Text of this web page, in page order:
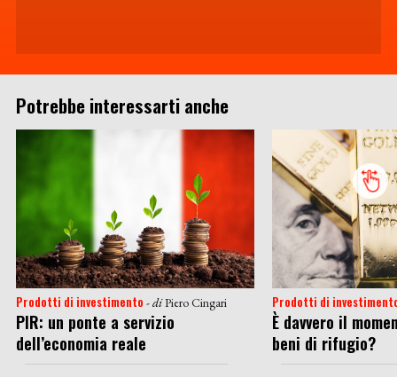
Potrebbe interessarti anche
Prodotti di investimento - diPiero Cingari
PIR: un ponte a servizio
dell’economia reale
Prodotti di
È davvero il
beni di rifugio?